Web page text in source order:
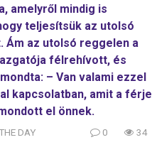
amelyről mindig is
teljesítsük az utolsó
Ám az utolsó reggelen a
félrehívott, és
– Van valami ezzel
kapcsolatban, amit a férje
el önnek.
DAY 0 34